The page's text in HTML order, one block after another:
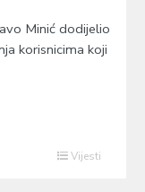
Minić dodijelio
korisnicima koji
Vijesti